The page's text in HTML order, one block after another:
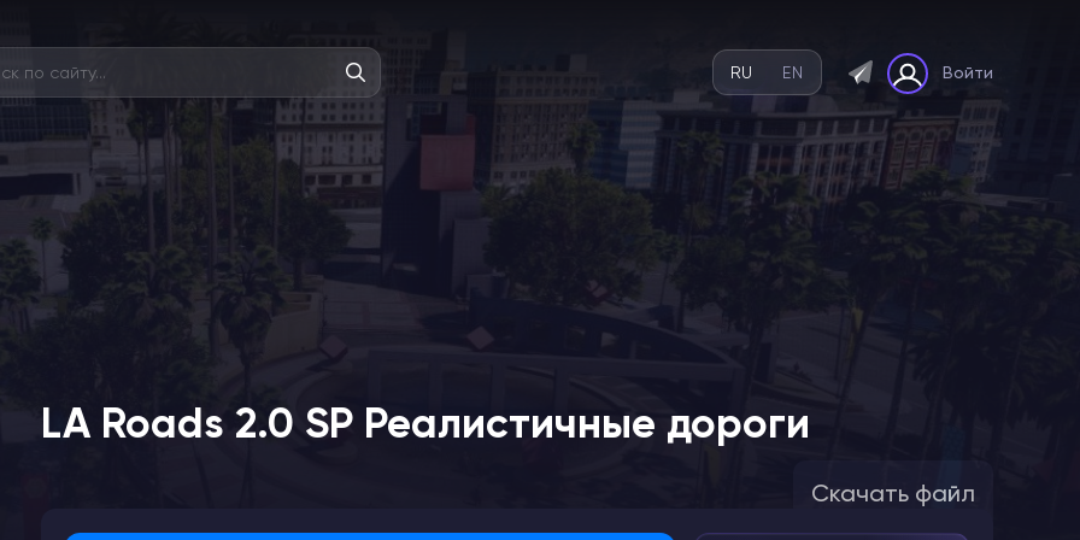
RU EN Войти
LA Roads 2.0 SP Реалистичные дороги
Скачать файл